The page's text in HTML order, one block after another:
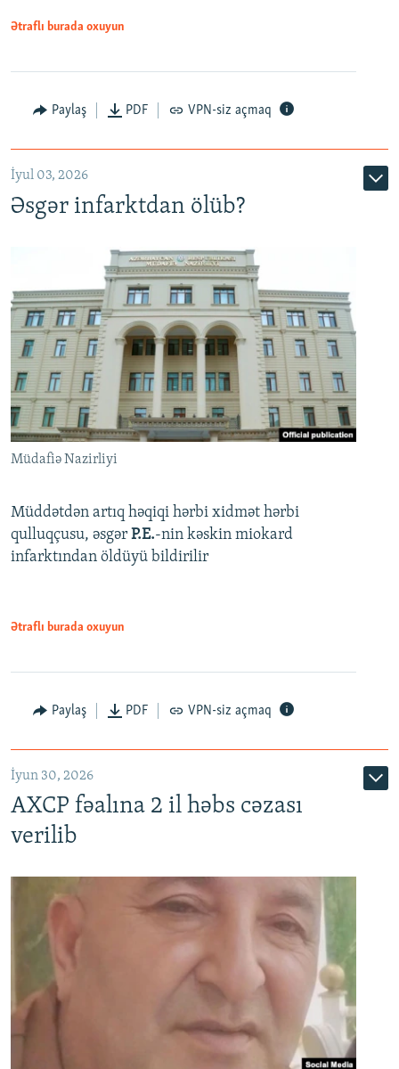
Auto 240p 360p 480p
720p 1080p
Ətraflı burada oxuyun
Paylaş PDF VPN-siz açmaq
İyul 03, 2026
Əsgər infarktdan ölüb?
Müdafiə Nazirliyi
Müddətdən artıq həqiqi hərbi xidmət hərbi
qulluqçusu, əsgər P.E.-nin kəskin miokard
infarktından öldüyü bildirilir
Ətraflı burada oxuyun
Paylaş PDF VPN-siz açmaq
İyun 30, 2026
AXCP fəalına 2 il həbs cəzası
verilib